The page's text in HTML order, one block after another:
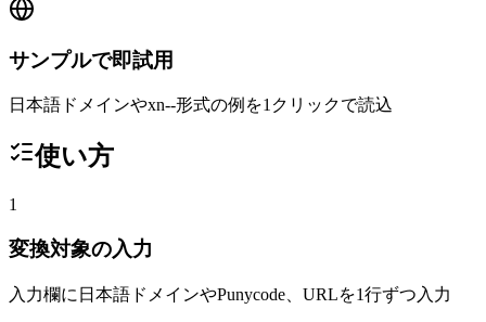
サンプルで即試用
日本語ドメインやxn--形式の例を1クリックで読込
使い方
1
変換対象の入力
入力欄に日本語ドメインやPunycode、URLを1行ずつ入力